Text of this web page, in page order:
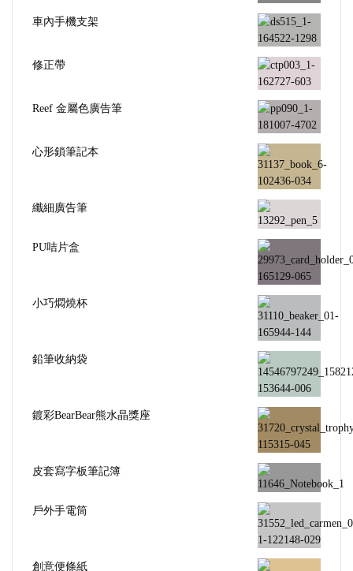
車內手機支架
修正帶
Reef 金屬色廣告筆
心形鎖筆記本
纖細廣告筆
PU咭片盒
小巧燜燒杯
鉛筆收納袋
鍍彩BearBear熊水晶獎座
皮套寫字板筆記簿
戶外手電筒
創意便條紙